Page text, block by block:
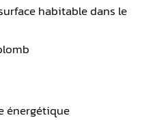
habitable dans le
énergétique